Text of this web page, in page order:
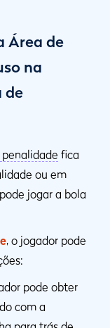
Área de
na
de
fica
ou em
jogar a bola
, o jogador pode
pode obter
com a